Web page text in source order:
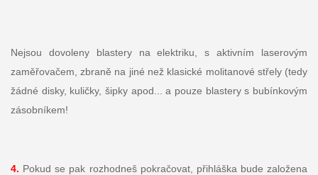
Nejsou dovoleny blastery na elektriku, s aktivním laserovým
zaměřovačem, zbraně na jiné než klasické molitanové střely (tedy
žádné disky, kuličky, šipky apod... a pouze blastery s bubínkovým
zásobníkem!
4. Pokud se pak rozhodneš pokračovat, přihláška bude založena